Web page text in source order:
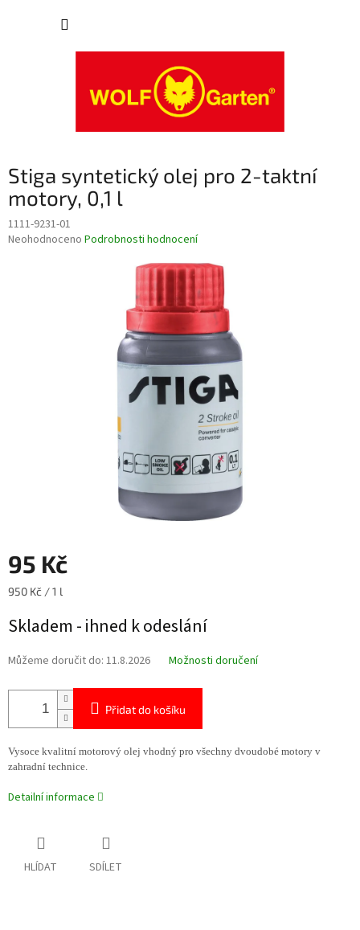
Stiga syntetický olej pro 2-taktní
motory, 0,1 l
1111-9231-01
Průměrné
Neohodnoceno Podrobnosti hodnocení
95 Kč
Měrná
950 Kč / 1 l
Skladem - ihned k odeslání
Můžeme doručit do: 11.8.2026 Možnosti doručení
Přidat do košíku
Vysoce kvalitní motorový olej vhodný pro všechny dvoudobé motory v
zahradní technice.
Detailní informace
HLÍDAT SDÍLET